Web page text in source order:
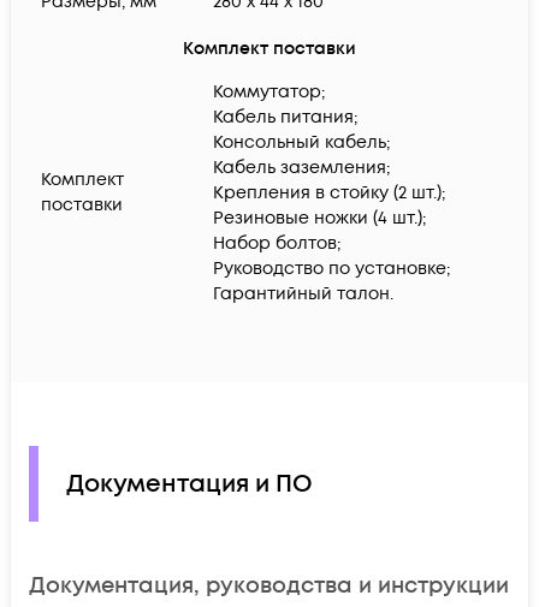
Комплект поставки
Комплект
поставки
Коммутатор;
Кабель питания;
Консольный кабель;
Кабель заземления;
Крепления в стойку (2 шт.);
Резиновые ножки (4 шт.);
Набор болтов;
Руководство по установке;
Гарантийный талон.
Документация и ПО
Документация, руководства и инструкции